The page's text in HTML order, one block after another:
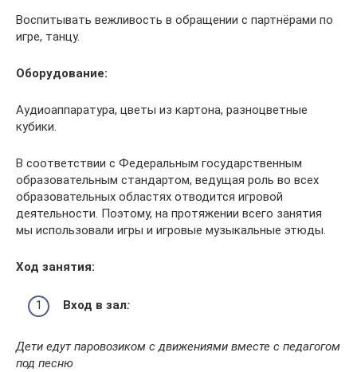
Воспитывать вежливость в обращении с партнёрами по
игре, танцу.
Оборудование:
Аудиоаппаратура, цветы из картона, разноцветные
кубики.
В соответствии с Федеральным государственным
образовательным стандартом, ведущая роль во всех
образовательных областях отводится игровой
деятельности. Поэтому, на протяжении всего занятия
мы использовали игры и игровые музыкальные этюды.
Ход занятия:
Вход в зал:
Дети едут паровозиком с движениями вместе с педагогом
под песню